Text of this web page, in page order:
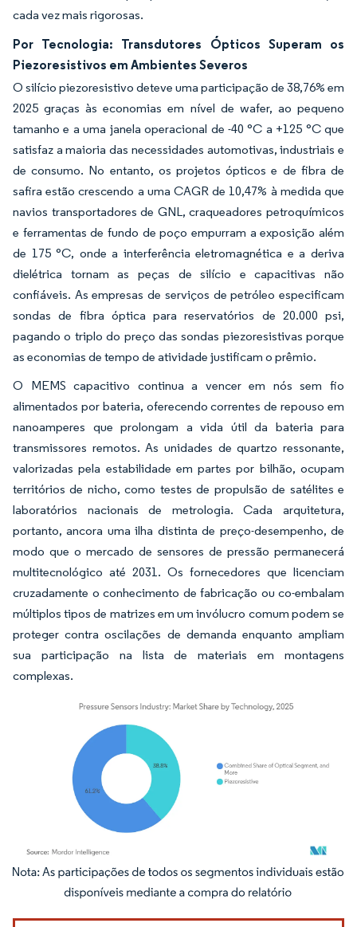
cada vez mais rigorosas.
Por Tecnologia: Transdutores Ópticos Superam os
Piezoresistivos em Ambientes Severos
O silício piezoresistivo deteve uma participação de 38,76% em
2025 graças às economias em nível de wafer, ao pequeno
tamanho e a uma janela operacional de -40 °C a +125 °C que
satisfaz a maioria das necessidades automotivas, industriais e
de consumo. No entanto, os projetos ópticos e de fibra de
safira estão crescendo a uma CAGR de 10,47% à medida que
navios transportadores de GNL, craqueadores petroquímicos
e ferramentas de fundo de poço empurram a exposição além
de 175 °C, onde a interferência eletromagnética e a deriva
dielétrica tornam as peças de silício e capacitivas não
confiáveis. As empresas de serviços de petróleo especificam
sondas de fibra óptica para reservatórios de 20.000 psi,
pagando o triplo do preço das sondas piezoresistivas porque
as economias de tempo de atividade justificam o prêmio.
O MEMS capacitivo continua a vencer em nós sem fio
alimentados por bateria, oferecendo correntes de repouso em
nanoamperes que prolongam a vida útil da bateria para
transmissores remotos. As unidades de quartzo ressonante,
valorizadas pela estabilidade em partes por bilhão, ocupam
territórios de nicho, como testes de propulsão de satélites e
laboratórios nacionais de metrologia. Cada arquitetura,
portanto, ancora uma ilha distinta de preço-desempenho, de
modo que o mercado de sensores de pressão permanecerá
multitecnológico até 2031. Os fornecedores que licenciam
cruzadamente o conhecimento de fabricação ou co-embalam
múltiplos tipos de matrizes em um invólucro comum podem se
proteger contra oscilações de demanda enquanto ampliam
sua participação na lista de materiais em montagens
complexas.
Imagem © Mordor Intelligence. O reuso requer atribuição conforme CC BY 4.0.